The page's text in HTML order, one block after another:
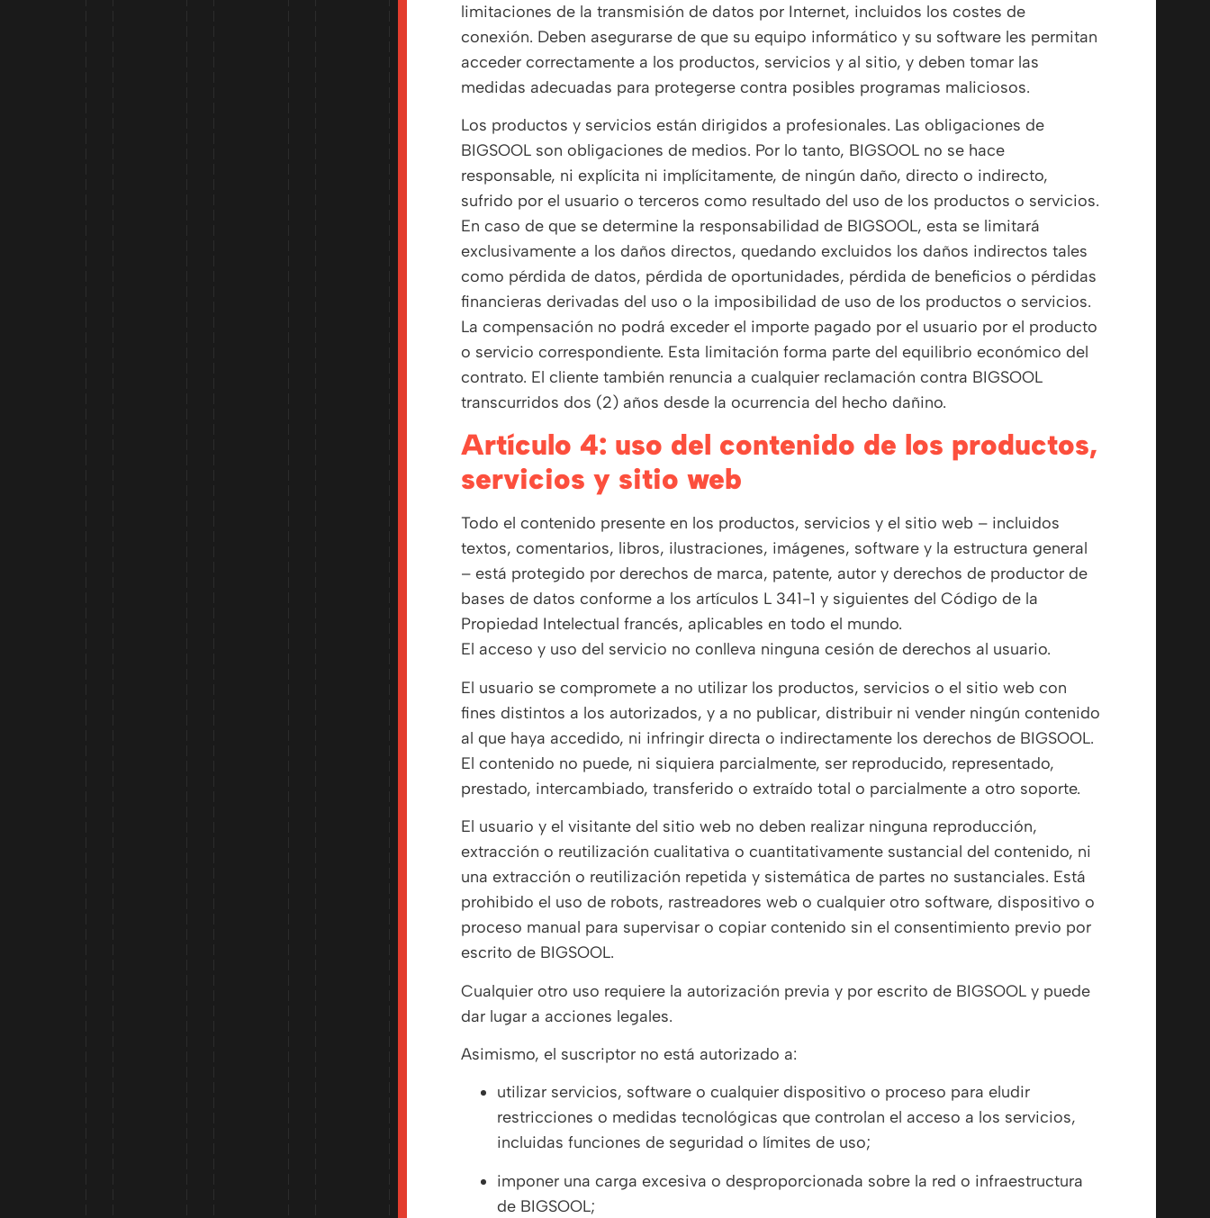
limitaciones de la transmisión de datos por Internet, incluidos los costes de
conexión. Deben asegurarse de que su equipo informático y su software les permitan
acceder correctamente a los productos, servicios y al sitio, y deben tomar las
medidas adecuadas para protegerse contra posibles programas maliciosos.
Los productos y servicios están dirigidos a profesionales. Las obligaciones de
BIGSOOL son obligaciones de medios. Por lo tanto, BIGSOOL no se hace
responsable, ni explícita ni implícitamente, de ningún daño, directo o indirecto,
sufrido por el usuario o terceros como resultado del uso de los productos o servicios.
En caso de que se determine la responsabilidad de BIGSOOL, esta se limitará
exclusivamente a los daños directos, quedando excluidos los daños indirectos tales
como pérdida de datos, pérdida de oportunidades, pérdida de beneficios o pérdidas
financieras derivadas del uso o la imposibilidad de uso de los productos o servicios.
La compensación no podrá exceder el importe pagado por el usuario por el producto
o servicio correspondiente. Esta limitación forma parte del equilibrio económico del
contrato. El cliente también renuncia a cualquier reclamación contra BIGSOOL
transcurridos dos (2) años desde la ocurrencia del hecho dañino.
artículo 4: uso del contenido de los productos,
servicios y sitio web
Todo el contenido presente en los productos, servicios y el sitio web – incluidos
textos, comentarios, libros, ilustraciones, imágenes, software y la estructura general
– está protegido por derechos de marca, patente, autor y derechos de productor de
bases de datos conforme a los artículos L 341-1 y siguientes del Código de la
Propiedad Intelectual francés, aplicables en todo el mundo.
El acceso y uso del servicio no conlleva ninguna cesión de derechos al usuario.
El usuario se compromete a no utilizar los productos, servicios o el sitio web con
fines distintos a los autorizados, y a no publicar, distribuir ni vender ningún contenido
al que haya accedido, ni infringir directa o indirectamente los derechos de BIGSOOL.
El contenido no puede, ni siquiera parcialmente, ser reproducido, representado,
prestado, intercambiado, transferido o extraído total o parcialmente a otro soporte.
El usuario y el visitante del sitio web no deben realizar ninguna reproducción,
extracción o reutilización cualitativa o cuantitativamente sustancial del contenido, ni
una extracción o reutilización repetida y sistemática de partes no sustanciales. Está
prohibido el uso de robots, rastreadores web o cualquier otro software, dispositivo o
proceso manual para supervisar o copiar contenido sin el consentimiento previo por
escrito de BIGSOOL.
Cualquier otro uso requiere la autorización previa y por escrito de BIGSOOL y puede
dar lugar a acciones legales.
Asimismo, el suscriptor no está autorizado a:
utilizar servicios, software o cualquier dispositivo o proceso para eludir
restricciones o medidas tecnológicas que controlan el acceso a los servicios,
incluidas funciones de seguridad o límites de uso;
imponer una carga excesiva o desproporcionada sobre la red o infraestructura
de BIGSOOL;